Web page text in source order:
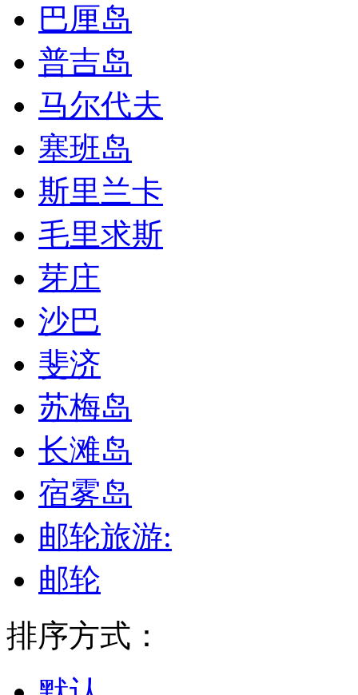
巴厘岛
普吉岛
马尔代夫
塞班岛
斯里兰卡
毛里求斯
芽庄
沙巴
斐济
苏梅岛
长滩岛
宿雾岛
邮轮旅游:
邮轮
排序方式：